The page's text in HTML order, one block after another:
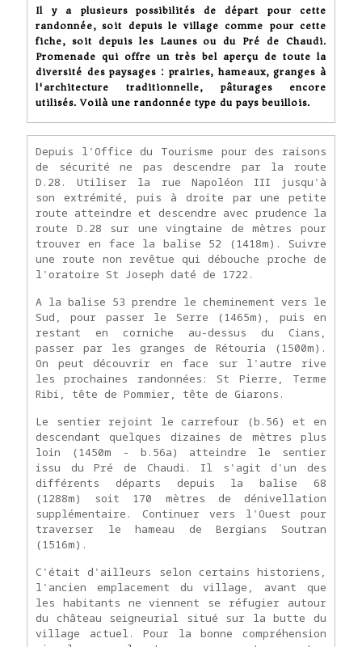
Il y a plusieurs possibilités de départ pour cette
randonnée, soit depuis le village comme pour cette
fiche, soit depuis les Launes ou du Pré de Chaudi.
Promenade qui offre un très bel aperçu de toute la
diversité des paysages : prairies, hameaux, granges à
l'architecture traditionnelle, pâturages encore
utilisés. Voilà une randonnée type du pays beuillois.
Depuis l'Office du Tourisme pour des raisons
de sécurité ne pas descendre par la route
D.28. Utiliser la rue Napoléon III jusqu'à
son extrémité, puis à droite par une petite
route atteindre et descendre avec prudence la
route D.28 sur une vingtaine de mètres pour
trouver en face la balise 52 (1418m). Suivre
une route non revêtue qui débouche proche de
l'oratoire St Joseph daté de 1722.
A la balise 53 prendre le cheminement vers le
Sud, pour passer le Serre (1465m), puis en
restant en corniche au-dessus du Cians,
passer par les granges de Rétouria (1500m).
On peut découvrir en face sur l'autre rive
les prochaines randonnées: St Pierre, Terme
Ribi, tête de Pommier, tête de Giarons.
Le sentier rejoint le carrefour (b.56) et en
descendant quelques dizaines de mètres plus
loin (1450m - b.56a) atteindre le sentier
issu du Pré de Chaudi. Il s'agit d'un des
différents départs depuis la balise 68
(1288m) soit 170 mètres de dénivellation
supplémentaire. Continuer vers l'Ouest pour
traverser le hameau de Bergians Soutran
(1516m).
C'était d'ailleurs selon certains historiens,
l'ancien emplacement du village, avant que
les habitants ne viennent se réfugier autour
du château seigneurial situé sur la butte du
village actuel. Pour la bonne compréhension